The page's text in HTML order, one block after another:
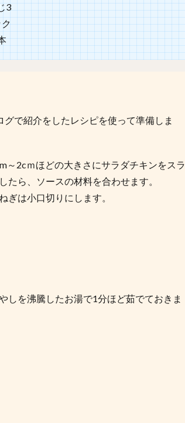
3
ク
で紹介をしたレシピを使って準備しま
～2cｍほどの大きさにサラダチキンをスラ
たら、ソースの材料を合わせます。
ぎは小口切りにします。
しを沸騰したお湯で1分ほど茹でておきま